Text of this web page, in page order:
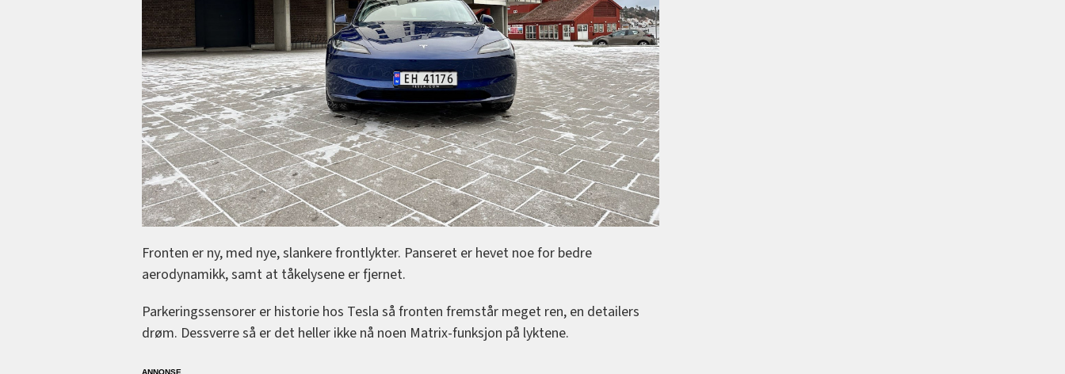
Fronten er ny, med nye, slankere frontlykter. Panseret er hevet noe for bedre
aerodynamikk, samt at tåkelysene er fjernet.
Parkeringssensorer er historie hos Tesla så fronten fremstår meget ren, en detailers
drøm. Dessverre så er det heller ikke nå noen Matrix-funksjon på lyktene.